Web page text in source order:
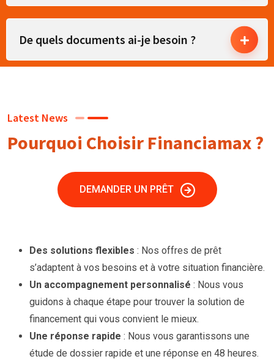
De quels documents ai-je besoin ?
Latest News
Pourquoi Choisir Financiamax ?
DEMANDER UN PRÊT
Des solutions flexibles : Nos offres de prêt
s’adaptent à vos besoins et à votre situation financière.
Un accompagnement personnalisé : Nous vous
guidons à chaque étape pour trouver la solution de
financement qui vous convient le mieux.
Une réponse rapide : Nous vous garantissons une
étude de dossier rapide et une réponse en 48 heures.